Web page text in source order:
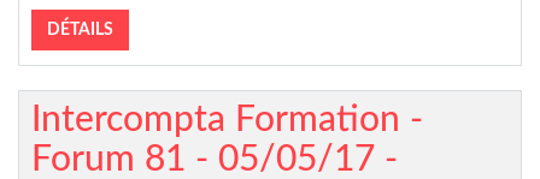
DÉTAILS
Intercompta Formation -
Forum 81 - 05/05/17 -